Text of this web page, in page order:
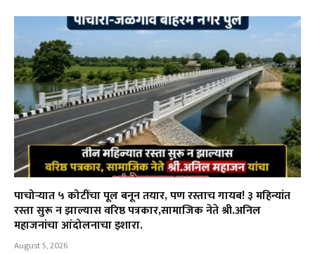
पाचोऱ्यात ५ कोटींचा पूल बनून तयार, पण रस्ताच गायब! ३ महिन्यांत
रस्ता सुरू न झाल्यास वरिष्ठ पत्रकार,सामाजिक नेते श्री.अनिल
महाजनांचा आंदोलनाचा इशारा.
August 5, 2026